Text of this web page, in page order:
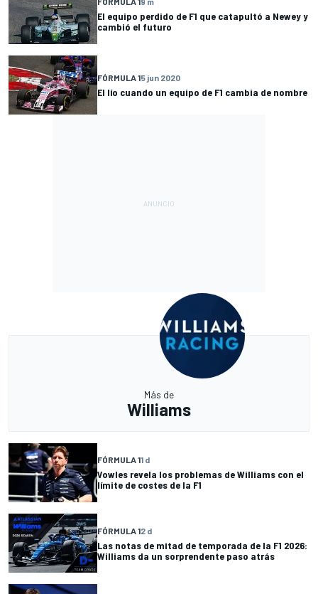
El equipo perdido de F1 que catapultó a Newey y
cambió el futuro
FÓRMULA 15 jun 2020
El lío cuando un equipo de F1 cambia de nombre
Más de
Williams
FÓRMULA 11 d
Vowles revela los problemas de Williams con el
límite de costes de la F1
FÓRMULA 12 d
Las notas de mitad de temporada de la F1 2026:
Williams da un sorprendente paso atrás